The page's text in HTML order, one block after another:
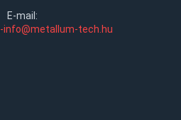
E-mail:
tech.hu